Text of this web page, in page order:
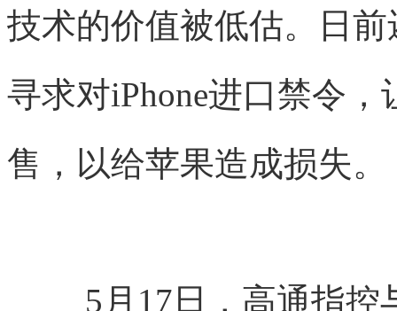
技术的价值被低估。日
寻求对iPhone进口禁令
售，以给苹果造成损失。
5月17日，高通指